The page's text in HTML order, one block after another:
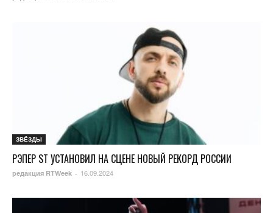
ЗВЁЗДЫ
РЭПЕР ST УСТАНОВИЛ НА СЦЕНЕ НОВЫЙ РЕКОРД РОССИИ
редакция RTWeek - 16.09.2024